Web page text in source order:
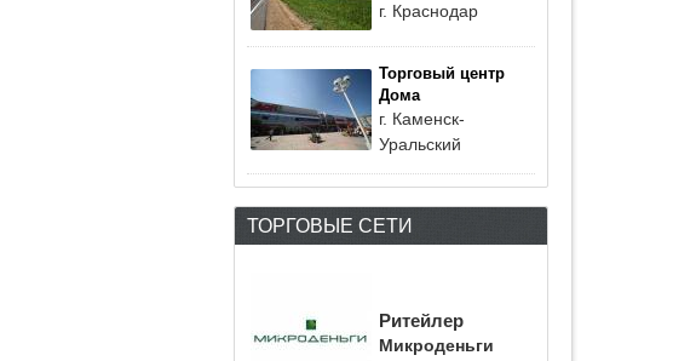
г. Краснодар
Торговый центр
Дома
г. Каменск-
Уральский
ТОРГОВЫЕ СЕТИ
Ритейлер
Микроденьги